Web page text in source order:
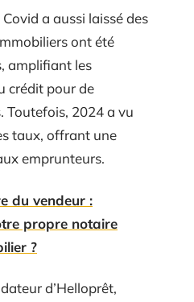
a aussi laissé des
ont été
amplifiant les
crédit pour de
Toutefois, 2024 a vu
taux, offrant une
emprunteurs.
du vendeur :
propre notaire
?
d’Helloprêt,